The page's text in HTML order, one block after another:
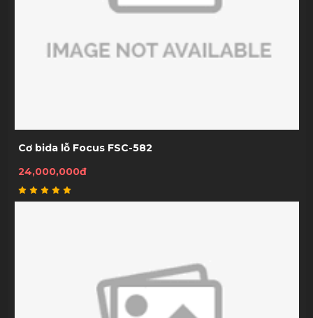
Cơ bida lỗ Focus FSC-582
24,000,000đ